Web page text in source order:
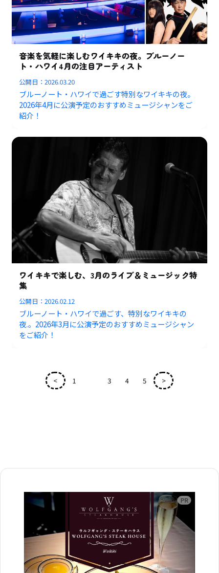
音楽を気軽に楽しむワイキキの夜。ブルーノー
ト・ハワイ4月の注目アーティスト
公開日：2026.03.20
ブルーノート・ハワイで過ごす特別なワイキキの夜。
2026年4月に公演予定のおすすめミュージシャンをご
紹介！
ワイキキで楽しむ、3月のライブ＆ミュージック特
集
公開日：2026.02.12
ブルーノート・ハワイで過ごす、特別なワイキキの
夜.。2026年3月に公演予定のおすすめミュージシャン
をご紹介！
< 1 3 4 5 >
広告